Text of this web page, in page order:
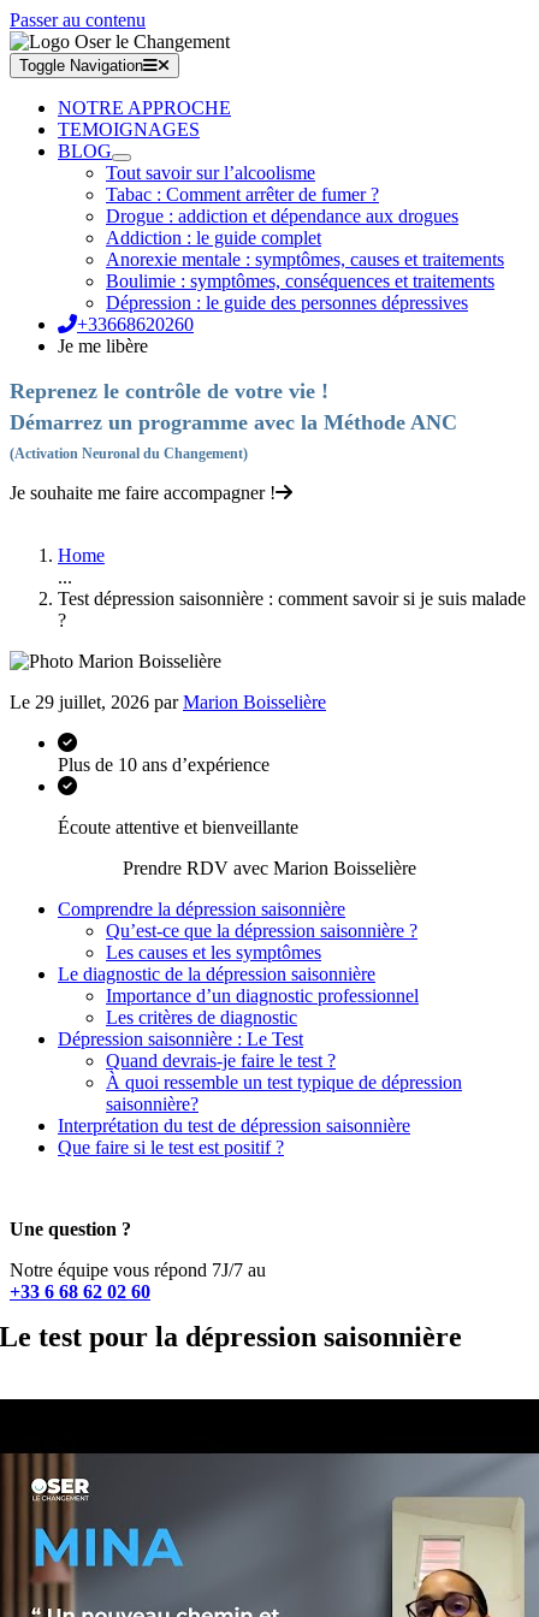
Passer au contenu
Toggle Navigation
NOTRE APPROCHE
TEMOIGNAGES
BLOG
Tout savoir sur l’alcoolisme
Tabac : Comment arrêter de fumer ?
Drogue : addiction et dépendance aux drogues
Addiction : le guide complet
Anorexie mentale : symptômes, causes et traitements
Boulimie : symptômes, conséquences et traitements
Dépression : le guide des personnes dépressives
+33668620260
Je me libère
Reprenez le contrôle de votre vie !
Démarrez un programme avec la Méthode ANC
(Activation Neuronal du Changement)
Je souhaite me faire accompagner !
Home
...
Test dépression saisonnière : comment savoir si je suis malade
?
Le 29 juillet, 2026 parMarion Boisselière
Plus de 10 ans d’expérience
Écoute attentive et bienveillante
Prendre RDV avec Marion Boisselière
Comprendre la dépression saisonnière
Qu’est-ce que la dépression saisonnière ?
Les causes et les symptômes
Le diagnostic de la dépression saisonnière
Importance d’un diagnostic professionnel
Les critères de diagnostic
Dépression saisonnière : Le Test
Quand devrais-je faire le test ?
À quoi ressemble un test typique de dépression
saisonnière?
Interprétation du test de dépression saisonnière
Que faire si le test est positif ?
Une question ?
Notre équipe vous répond 7J/7 au
+33 6 68 62 02 60
Le test pour la dépression saisonnière